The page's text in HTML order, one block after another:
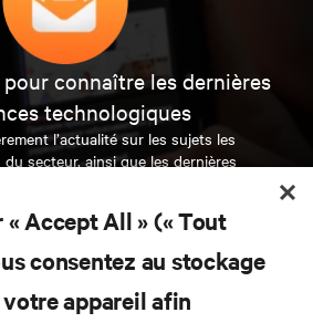
connaître les dernières
technologiques
l’actualité sur les sujets les
secteur, ainsi que les dernières
informatiques critiques.
MAINTENANT
Accept All » (« Tout
consentez au stockage
appareil afin